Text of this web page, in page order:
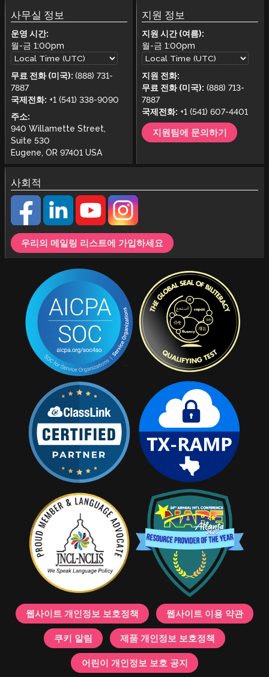
사무실 정보
운영 시간:
월-금 1:00pm
무료 전화 (미국): (888) 731-
7887
국제전화: +1 (541) 338-9090
주소:
940 Willamette Street,
Suite 530
Eugene, OR 97401 USA
지원 정보
지원 시간 (여름):
월-금1:00pm
지원 전화:
무료 전화 (미국): (888) 713-
7887
국제전화: +1 (541) 607-4401
지원팀에 문의하기
사회적
우리의 메일링 리스트에 가입하세요
웹사이트 개인정보 보호정책 웹사이트 이용 약관
쿠키 알림 제품 개인정보 보호정책
어린이 개인정보 보호 공지